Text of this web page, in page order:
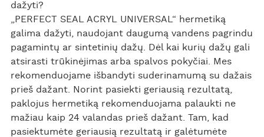
dažyti?
„PERFECT SEAL ACRYL UNIVERSAL“ hermetiką
galima dažyti, naudojant daugumą vandens pagrindu
pagamintų ar sintetinių dažų. Dėl kai kurių dažų gali
atsirasti trūkinėjimas arba spalvos pokyčiai. Mes
rekomenduojame išbandyti suderinamumą su dažais
prieš dažant. Norint pasiekti geriausią rezultatą,
paklojus hermetiką rekomenduojama palaukti ne
mažiau kaip 24 valandas prieš dažant. Tam, kad
pasiektumėte geriausią rezultatą ir galėtumėte